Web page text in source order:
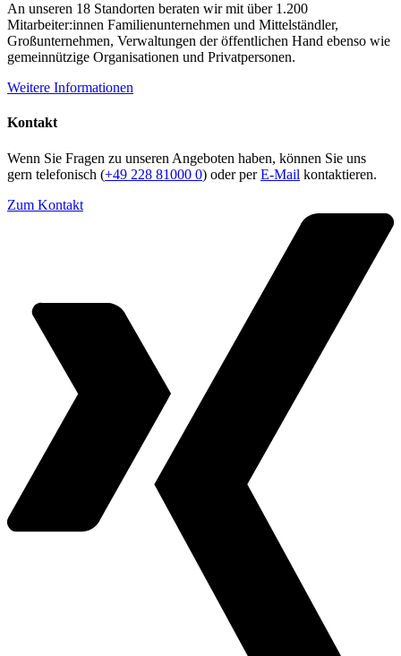
An unseren 18 Standorten beraten wir mit über 1.200
Mitarbeiter:innen Familienunternehmen und Mittelständler,
Großunternehmen, Verwaltungen der öffentlichen Hand ebenso wie
gemeinnützige Organisationen und Privatpersonen.
Weitere Informationen
Kontakt
Wenn Sie Fragen zu unseren Angeboten haben, können Sie uns
gern telefonisch (+49 228 81000 0) oder perE-Mail kontaktieren.
Zum Kontakt